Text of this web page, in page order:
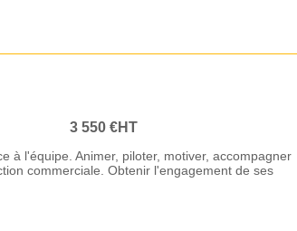
3 550 €HT
à l'équipe. Animer, piloter, motiver, accompagner
commerciale. Obtenir l'engagement de ses